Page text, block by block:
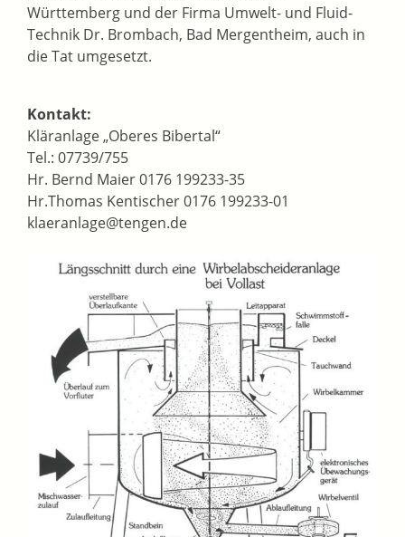
Württemberg und der Firma Umwelt- und Fluid-
Technik Dr. Brombach, Bad Mergentheim, auch in
die Tat umgesetzt.
Kontakt:
Kläranlage „Oberes Bibertal“
Tel.: 07739/755
Hr. Bernd Maier 0176 199233-35
Hr.Thomas Kentischer 0176 199233-01
klaeranlage@tengen.de